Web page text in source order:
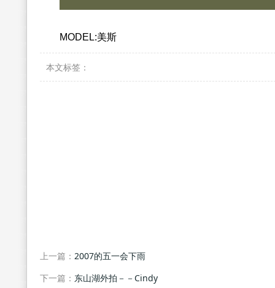
MODEL:美斯
本文标签：
上一篇： 2007的五一会下雨
下一篇： 东山湖外拍－－Cindy